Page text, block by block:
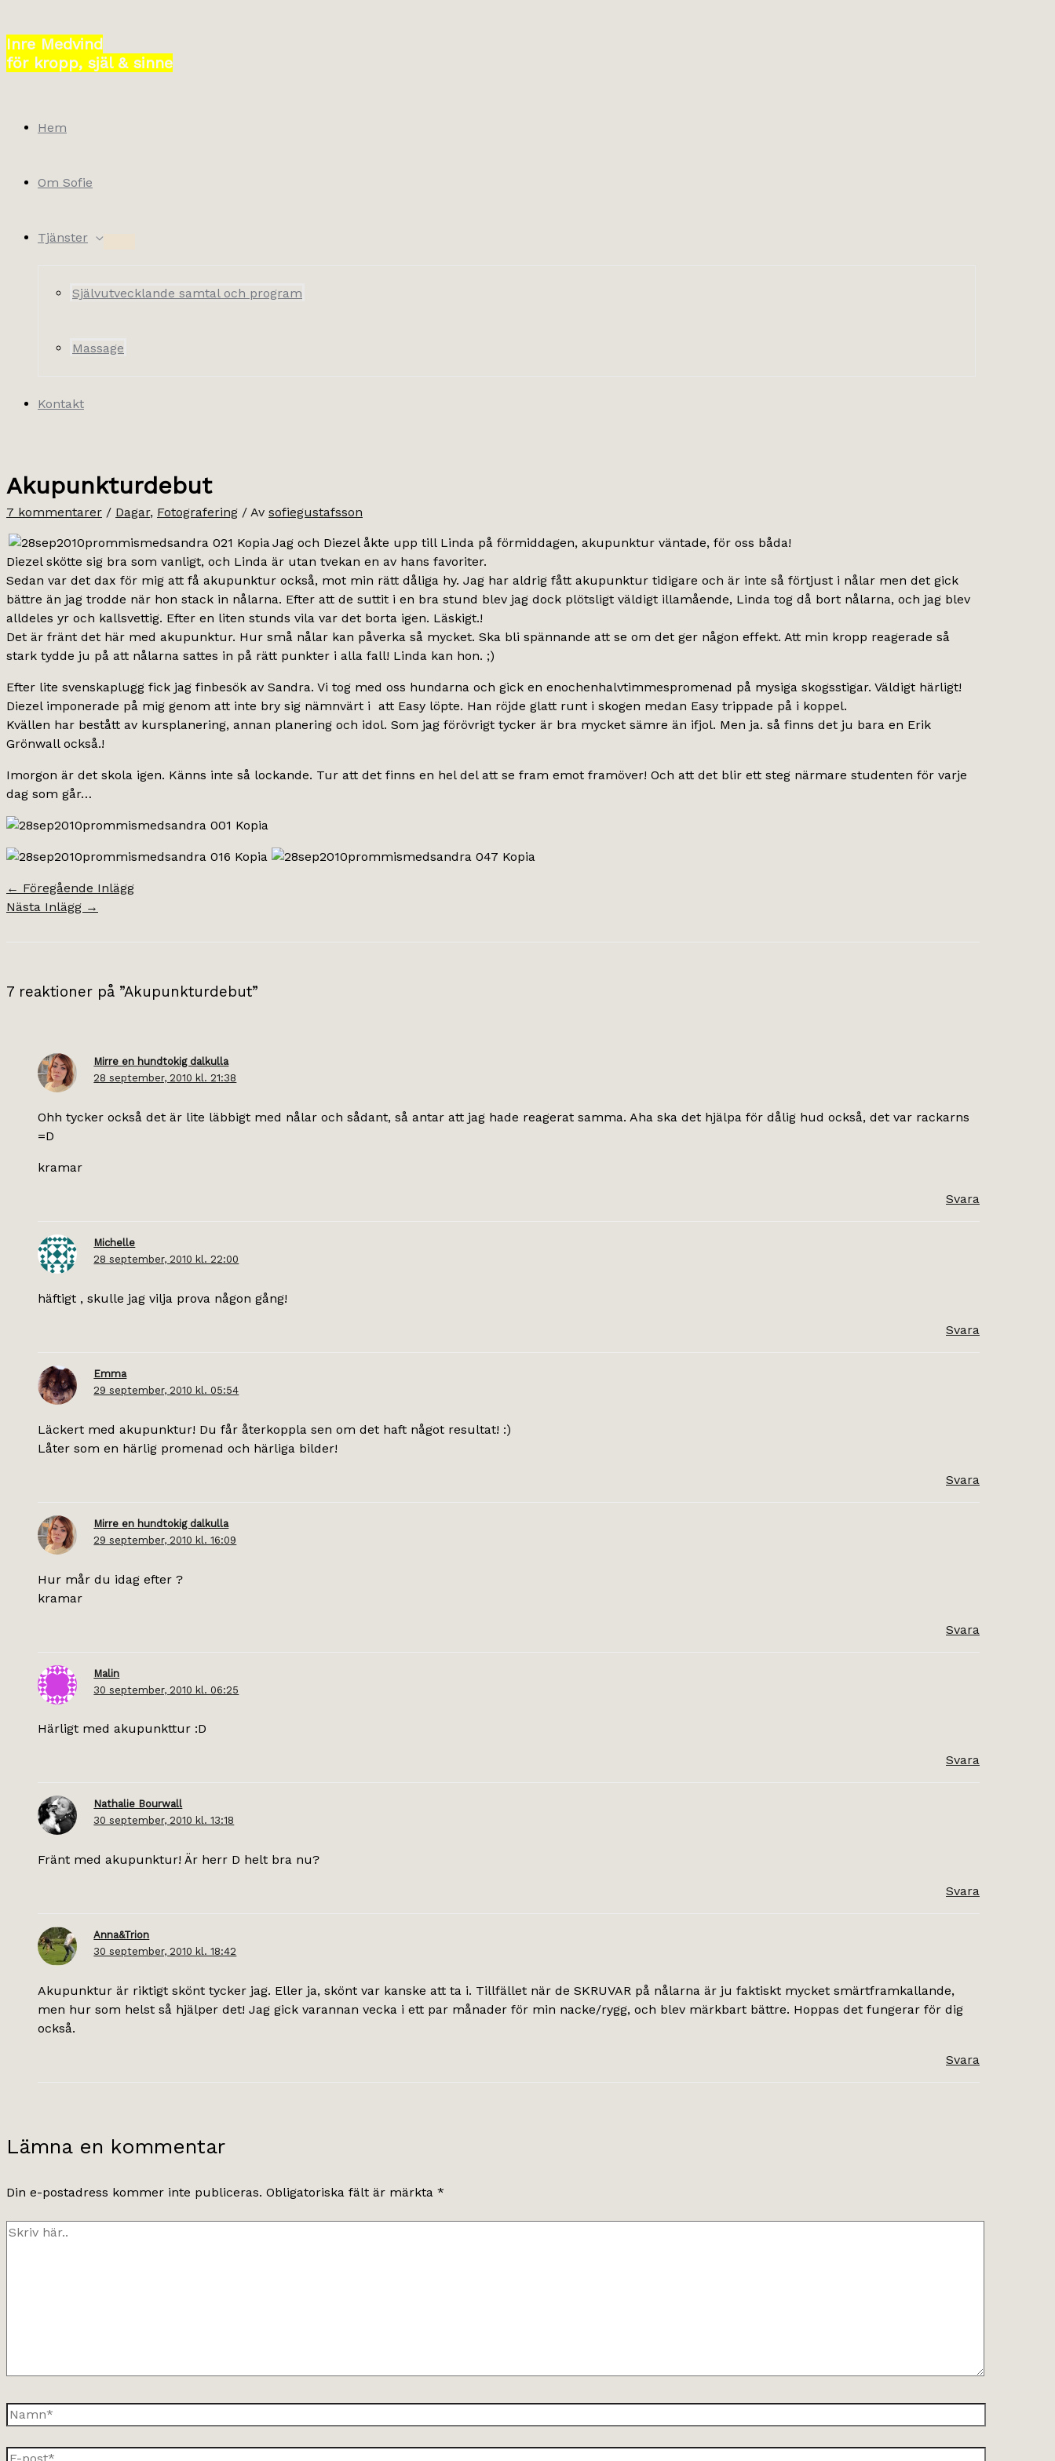
till
innehåll
Inre Medvind
för kropp, själ & sinne
Hem
Om Sofie
Tjänster
Självutvecklande samtal och program
Massage
Kontakt
Akupunkturdebut
7 kommentarer / Dagar, Fotografering / Av sofiegustafsson
Jag och Diezel åkte upp till Linda på förmiddagen, akupunktur väntade, för oss båda!
Diezel skötte sig bra som vanligt, och Linda är utan tvekan en av hans favoriter.
Sedan var det dax för mig att få akupunktur också, mot min rätt dåliga hy. Jag har aldrig fått akupunktur tidigare och är inte så förtjust i nålar men det gick
bättre än jag trodde när hon stack in nålarna. Efter att de suttit i en bra stund blev jag dock plötsligt väldigt illamående, Linda tog då bort nålarna, och jag blev
alldeles yr och kallsvettig. Efter en liten stunds vila var det borta igen. Läskigt.!
Det är fränt det här med akupunktur. Hur små nålar kan påverka så mycket. Ska bli spännande att se om det ger någon effekt. Att min kropp reagerade så
stark tydde ju på att nålarna sattes in på rätt punkter i alla fall! Linda kan hon. ;)
Efter lite svenskaplugg fick jag finbesök av Sandra. Vi tog med oss hundarna och gick en enochenhalvtimmespromenad på mysiga skogsstigar. Väldigt härligt!
Diezel imponerade på mig genom att inte bry sig nämnvärt i att Easy löpte. Han röjde glatt runt i skogen medan Easy trippade på i koppel.
Kvällen har bestått av kursplanering, annan planering och idol. Som jag förövrigt tycker är bra mycket sämre än ifjol. Men ja. så finns det ju bara en Erik
Grönwall också.!
Imorgon är det skola igen. Känns inte så lockande. Tur att det finns en hel del att se fram emot framöver! Och att det blir ett steg närmare studenten för varje
dag som går…
← Föregående Inlägg
Nästa Inlägg →
7 reaktioner på ”Akupunkturdebut”
Mirre en hundtokig dalkulla
28 september, 2010 kl. 21:38
Ohh tycker också det är lite läbbigt med nålar och sådant, så antar att jag hade reagerat samma. Aha ska det hjälpa för dålig hud också, det var rackarns
=D
kramar
Svara
Michelle
28 september, 2010 kl. 22:00
häftigt , skulle jag vilja prova någon gång!
Svara
Emma
29 september, 2010 kl. 05:54
Läckert med akupunktur! Du får återkoppla sen om det haft något resultat! :)
Låter som en härlig promenad och härliga bilder!
Svara
Mirre en hundtokig dalkulla
29 september, 2010 kl. 16:09
Hur mår du idag efter ?
kramar
Svara
Malin
30 september, 2010 kl. 06:25
Härligt med akupunkttur :D
Svara
Nathalie Bourwall
30 september, 2010 kl. 13:18
Fränt med akupunktur! Är herr D helt bra nu?
Svara
Anna&Trion
30 september, 2010 kl. 18:42
Akupunktur är riktigt skönt tycker jag. Eller ja, skönt var kanske att ta i. Tillfället när de SKRUVAR på nålarna är ju faktiskt mycket smärtframkallande,
men hur som helst så hjälper det! Jag gick varannan vecka i ett par månader för min nacke/rygg, och blev märkbart bättre. Hoppas det fungerar för dig
också.
Svara
Lämna en kommentar
Din e-postadress kommer inte publiceras. Obligatoriska fält är märkta *
Skriv
Namn*
E-